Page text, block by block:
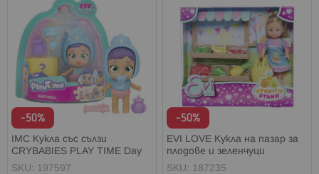
-50%
IMC Кукла със сълзи
CRYBABIES PLAY TIME Day
Care
SKU: 197597
-50%
EVI LOVE Кукла на пазар за
плодове и зеленчуци
SKU: 187235